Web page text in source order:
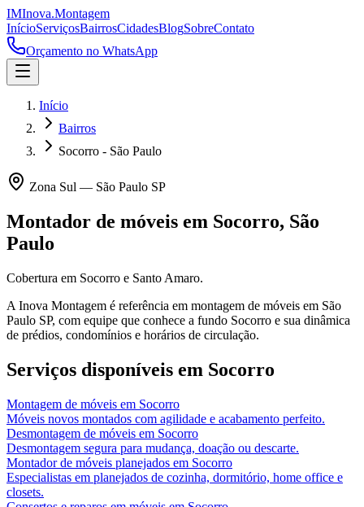
IMInova.Montagem
InícioServiçosBairrosCidadesBlogSobreContato
Orçamento no WhatsApp
Início
Bairros
Socorro - São Paulo
Zona Sul — São Paulo SP
Montador de móveis em Socorro, São
Paulo
Cobertura em Socorro e Santo Amaro.
A Inova Montagem é referência em montagem de móveis em São
Paulo SP, com equipe que conhece a fundo Socorro e sua dinâmica
de prédios, condomínios e horários de circulação.
Serviços disponíveis em Socorro
Montagem de móveis em Socorro
Móveis novos montados com agilidade e acabamento perfeito.
Desmontagem de móveis em Socorro
Desmontagem segura para mudança, doação ou descarte.
Montador de móveis planejados em Socorro
Especialistas em planejados de cozinha, dormitório, home office e
closets.